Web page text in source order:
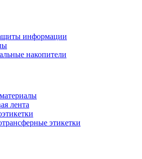
информации
накопители
лента
этикетки